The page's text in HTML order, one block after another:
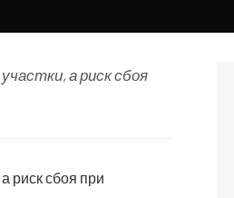
а риск сбоя
риск сбоя при